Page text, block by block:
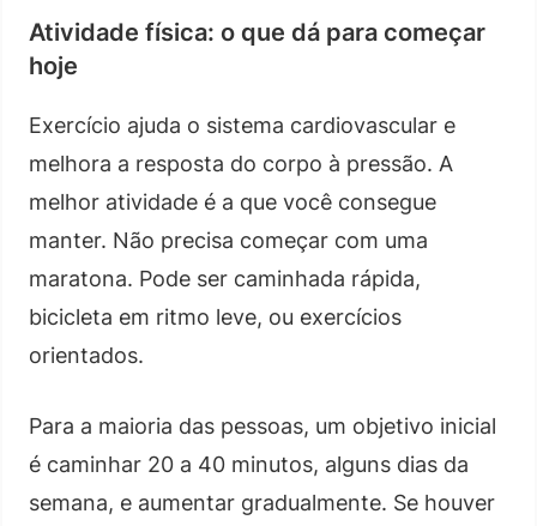
Atividade física: o que dá para começar
hoje
Exercício ajuda o sistema cardiovascular e
melhora a resposta do corpo à pressão. A
melhor atividade é a que você consegue
manter. Não precisa começar com uma
maratona. Pode ser caminhada rápida,
bicicleta em ritmo leve, ou exercícios
orientados.
Para a maioria das pessoas, um objetivo inicial
é caminhar 20 a 40 minutos, alguns dias da
semana, e aumentar gradualmente. Se houver